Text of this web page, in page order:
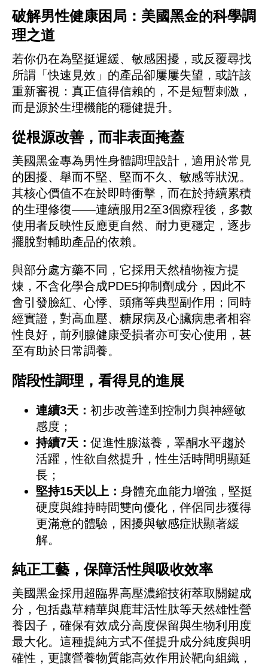
破解男性健康困局：美國黑金的科學調
理之道
若你仍在為堅挺遲緩、敏感困擾，或反覆尋找
所謂「快速見效」的產品卻屢屢失望，或許該
重新審視：真正值得信賴的，不是短暫刺激，
而是源於生理機能的穩健提升。
從根源改善，而非表面掩蓋
美國黑金專為男性身體調理設計，適用於常見
的困擾、舉而不堅、堅而不久、敏感等狀況。
其核心價值不在於即時衝擊，而在於持續累積
的生理修復——連續服用2至3個療程後，多數
使用者反映性反應更自然、耐力更穩定，逐步
擺脫對輔助產品的依賴。
與部分處方藥不同，它採用天然植物複方提
煉，不含化學合成PDE5抑制劑成分，因此不
會引發臉紅、心悸、頭痛等典型副作用；同時
經實證，對高血壓、糖尿病及心臟病患者相容
性良好，前列腺健康受損者亦可安心使用，甚
至有助於日常調養。
階段性調理，看得見的進展
連續3天： 初步改善達到控制力與神經敏
感度；
持續7天： 促進性腺滋養，睪酮水平趨於
活躍，性欲自然提升，性生活時間明顯延
長；
堅持15天以上： 身體充血能力增強，堅挺
硬度與維持時間雙向優化，伴侶同步獲得
更滿意的體驗，困擾與敏感症狀顯著緩
解。
純正工藝，保障活性與吸收效率
美國黑金採用超臨界高壓濃縮技術萃取關鍵成
分，包括蟲草精華與鹿茸活性肽等天然雄性營
養因子，確保有效成分高度保留與生物利用度
最大化。這種提純方式不僅提升成分純度與明
確性，更讓營養物質能高效作用於靶向組織，